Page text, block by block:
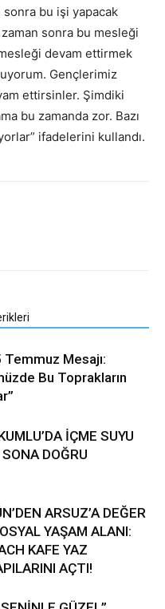
bu işi yapacak
sonra bu mesleği
devam ettirmek
Gençlerimiz
ettirsinler. Şimdiki
bu zamanda zor. Bazı
ifadelerini kullandı.
Temmuz Mesajı:
Bu Toprakların
İÇME SUYU
DOĞRU
ARSUZ’A DEĞER
YAŞAM ALANI:
KAFE YAZ
AÇTI!